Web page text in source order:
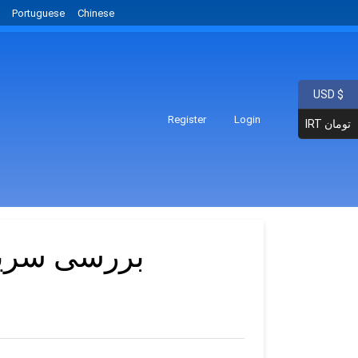
Portuguese Chinese
Register Login
بررسی
USD $
IRT تومان